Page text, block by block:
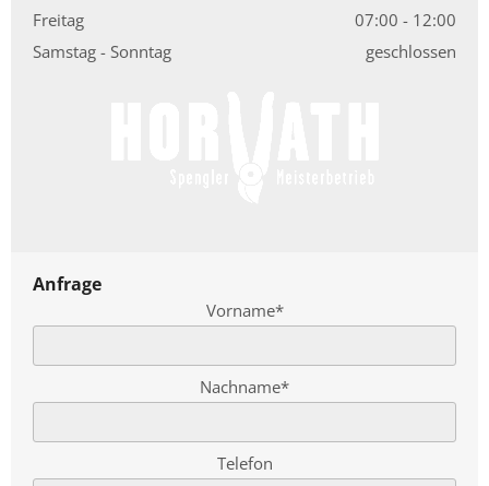
Freitag
07:00 - 12:00
Samstag - Sonntag
geschlossen
Anfrage
Vorname*
Nachname*
Telefon